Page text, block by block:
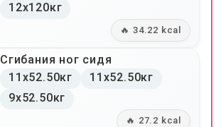
12x120кг
🔥 34.22 kcal
Сгибания ног сидя
11x52.50кг
11x52.50кг
9x52.50кг
🔥 27.2 kcal